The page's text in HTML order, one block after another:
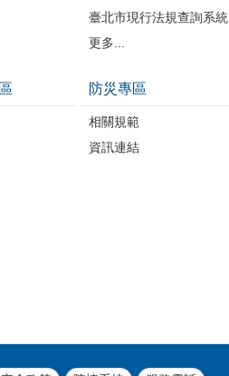
臺北市現行法規查詢系統
更多...
防災專區
相關規範
資訊連結